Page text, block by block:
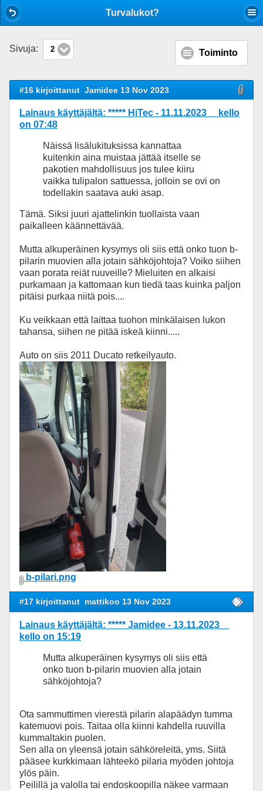
Turvalukot?
Sivuja: 2 Toiminto
#16 kirjoittanut Jamidee 13 Nov 2023
Lainaus käyttäjältä: ***** HiTec - 11.11.2023 kello
on 07:48
Näissä lisälukituksissa kannattaa
kuitenkin aina muistaa jättää itselle se
pakotien mahdollisuus jos tulee kiiru
vaikka tulipalon sattuessa, jolloin se ovi on
todellakin saatava auki asap.
Tämä. Siksi juuri ajattelinkin tuollaista vaan
paikalleen käännettävää.
Mutta alkuperäinen kysymys oli siis että onko tuon b-
pilarin muovien alla jotain sähköjohtoja? Voiko siihen
vaan porata reiät ruuveille? Mieluiten en alkaisi
purkamaan ja kattomaan kun tiedä taas kuinka paljon
pitäisi purkaa niitä pois....
Ku veikkaan että laittaa tuohon minkälaisen lukon
tahansa, siihen ne pitää iskeä kiinni.....
Auto on siis 2011 Ducato retkeilyauto.
b-pilari.png
#17 kirjoittanut mattikoo 13 Nov 2023
Lainaus käyttäjältä: ***** Jamidee - 13.11.2023
kello on 15:19
Mutta alkuperäinen kysymys oli siis että
onko tuon b-pilarin muovien alla jotain
sähköjohtoja?
Ota sammuttimen vierestä pilarin alapäädyn tumma
katemuovi pois. Taitaa olla kiinni kahdella ruuvilla
kummaltakin puolen.
Sen alla on yleensä jotain sähköreleitä, yms. Siitä
pääsee kurkkimaan lähteekö pilaria myöden johtoja
ylös päin.
Peilillä ja valolla tai endoskoopilla näkee varmaan